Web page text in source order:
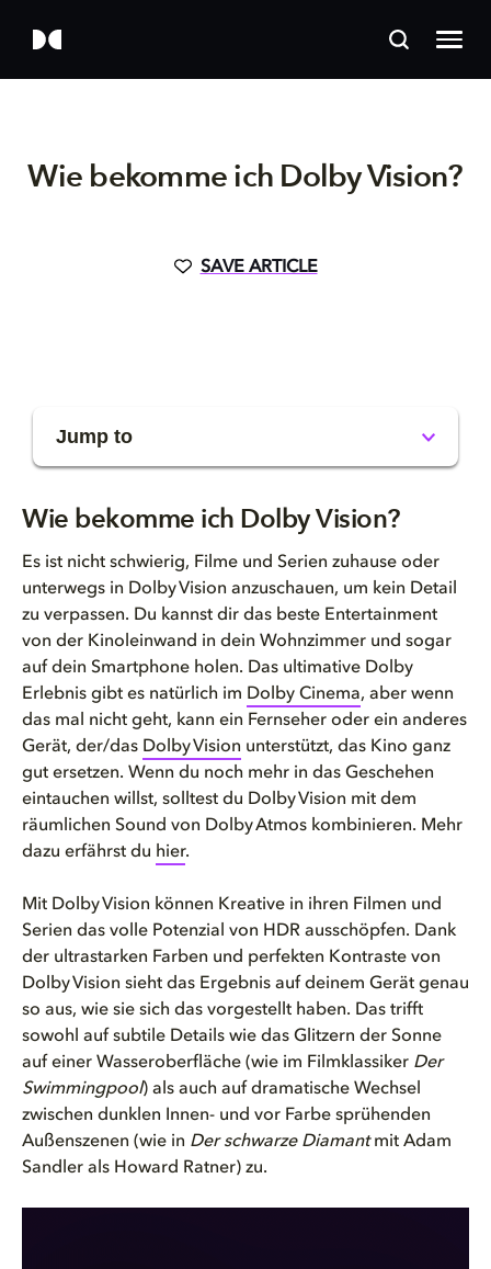
Wie bekomme ich Dolby Vision?
SAVE ARTICLE
Jump to
Es gibt noch mehr in Dolby Vis...
Wie bekomme ich Dolby Vision?
Es ist nicht schwierig, Filme und Serien zuhause oder
unterwegs in Dolby Vision anzuschauen, um kein Detail
zu verpassen. Du kannst dir das beste Entertainment
von der Kinoleinwand in dein Wohnzimmer und sogar
auf dein Smartphone holen. Das ultimative Dolby
Erlebnis gibt es natürlich im Dolby Cinema, aber wenn
das mal nicht geht, kann ein Fernseher oder ein anderes
Gerät, der/das Dolby Vision unterstützt, das Kino ganz
gut ersetzen. Wenn du noch mehr in das Geschehen
eintauchen willst, solltest du Dolby Vision mit dem
räumlichen Sound von Dolby Atmos kombinieren. Mehr
dazu erfährst du hier.
Mit Dolby Vision können Kreative in ihren Filmen und
Serien das volle Potenzial von HDR ausschöpfen. Dank
der ultrastarken Farben und perfekten Kontraste von
Dolby Vision sieht das Ergebnis auf deinem Gerät genau
so aus, wie sie sich das vorgestellt haben. Das trifft
sowohl auf subtile Details wie das Glitzern der Sonne
auf einer Wasseroberfläche (wie im Filmklassiker Der
Swimmingpool) als auch auf dramatische Wechsel
zwischen dunklen Innen- und vor Farbe sprühenden
Außenszenen (wie in Der schwarze Diamantmit Adam
Sandler als Howard Ratner) zu.